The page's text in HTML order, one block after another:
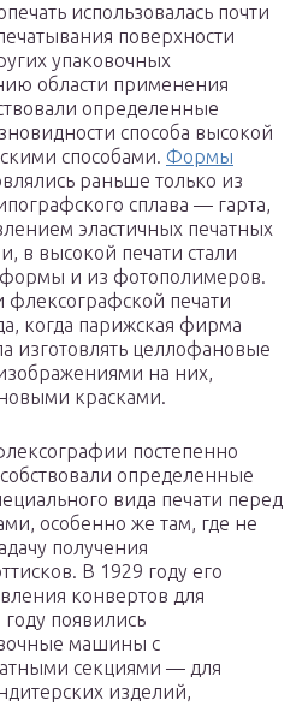
использовалась почти
поверхности
упаковочных
области применения
определенные
способа высокой
способами. Формы
раньше только из
сплава — гарта,
эластичных печатных
в высокой печати стали
формы и из фотополимеров.
флексографской печати
когда парижская фирма
изготовлять целлофановые
на них,
красками.
постепенно
определенные
вида печати перед
особенно же там, где не
получения
В 1929 году его
конвертов для
появились
машины с
секциями — для
изделий,